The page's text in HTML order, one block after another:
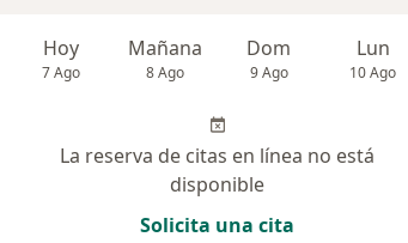
Hoy
7 Ago
Mañana
8 Ago
Dom
9 Ago
Lun
10 Ago
La reserva de citas en línea no está
disponible
Solicita una cita